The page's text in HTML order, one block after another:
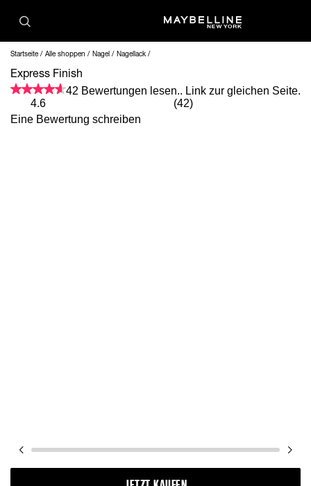
Startseite Alle shoppen Nagel Nagellack
Express Finish
4.6
42 Bewertungen lesen.. Link zur gleichen Seite.
(42)
Eine Bewertung schreiben